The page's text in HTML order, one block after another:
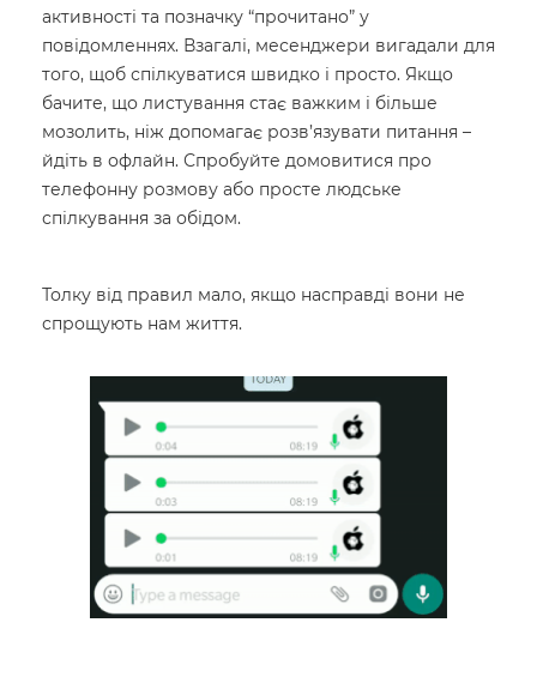
активності та позначку “прочитано” у
повідомленнях. Взагалі, месенджери вигадали для
того, щоб спілкуватися швидко і просто. Якщо
бачите, що листування стає важким і більше
мозолить, ніж допомагає розв’язувати питання –
йдіть в офлайн. Спробуйте домовитися про
телефонну розмову або просте людське
спілкування за обідом.
Толку від правил мало, якщо насправді вони не
спрощують нам життя.